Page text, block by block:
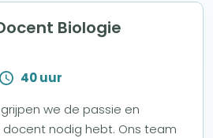
Biologie
40 uur
we de passie en
nodig hebt. Ons team